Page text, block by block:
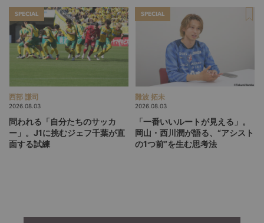
SPECIAL
西部 謙司
2026.08.03
問われる「自分たちのサッカ
ー」。J1に挑むジェフ千葉が直
面する試練
SPECIAL
難波 拓未
2026.08.03
「一番いいルートが見える」。
岡山・西川潤が語る、“アシスト
の1つ前”を生む思考法